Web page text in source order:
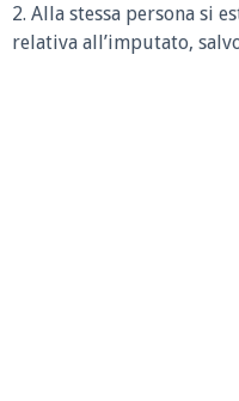
2. Alla stessa persona si
relativa all’imputato,